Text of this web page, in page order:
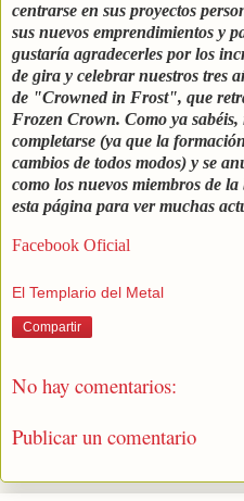
centrarse en sus proyectos
sus nuevos emprendimientos y
gustaría agradecerles por los
de gira y celebrar nuestros tres
de "Crowned in Frost", que
Frozen Crown. Como ya
completarse (ya que la
cambios de todos modos) y se
como los nuevos miembros de
esta página para ver muchas
Facebook Oficial
El Templario del Metal
Compartir
No hay comentarios:
Publicar un comentario